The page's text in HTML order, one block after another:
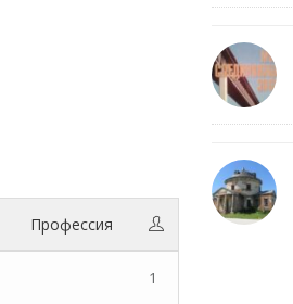
Профессия
1